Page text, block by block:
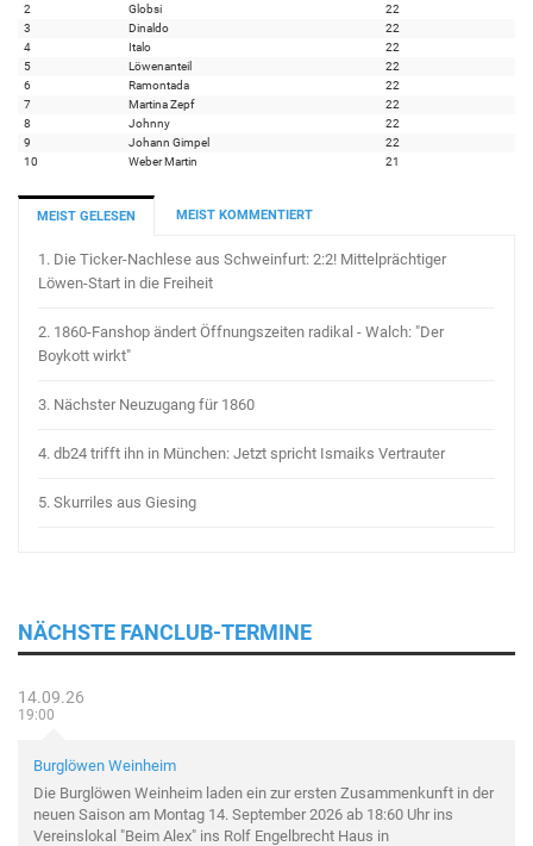
2
Globsi
22
3
Dinaldo
22
4
Italo
22
5
Löwenanteil
22
6
Ramontada
22
7
Martina Zepf
22
8
Johnny
22
9
Johann Gimpel
22
10
Weber Martin 21
MEIST GELESEN MEIST KOMMENTIERT
1. Die Ticker-Nachlese aus Schweinfurt: 2:2! Mittelprächtiger
Löwen-Start in die Freiheit
2. 1860-Fanshop ändert Öffnungszeiten radikal - Walch: "Der
Boykott wirkt"
3. Nächster Neuzugang für 1860
4. db24 trifft ihn in München: Jetzt spricht Ismaiks Vertrauter
5. Skurriles aus Giesing
NÄCHSTE FANCLUB-TERMINE
14.09.26
19:00
Burglöwen Weinheim
Die Burglöwen Weinheim laden ein zur ersten Zusammenkunft in der
neuen Saison am Montag 14. September 2026 ab 18:60 Uhr ins
Vereinslokal "Beim Alex" ins Rolf Engelbrecht Haus in